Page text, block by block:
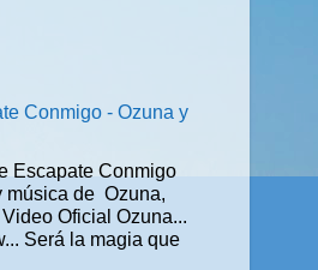
Conmigo - Ozuna y
Escapate Conmigo
música de Ozuna,
Oficial Ozuna...
Será la magia que